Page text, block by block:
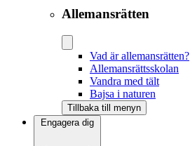
Allemansrätten
Vad är allemansrätten?
Allemansrättsskolan
Vandra med tält
Bajsa i naturen
Tillbaka till menyn
Engagera dig